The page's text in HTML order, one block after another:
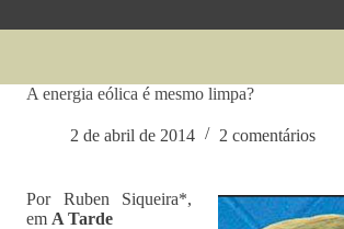
A energia eólica é mesmo limpa?
2 de abril de 2014 2 comentários
Por Ruben Siqueira*,
em A Tarde